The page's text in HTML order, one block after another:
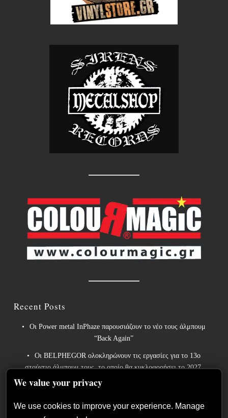
Recent Posts
Οι Power metal InPhaze παρουσιάζουν το νέο τους άλμπουμ
“Back Again”
Οι BELPHEGOR ολοκληρώνουν τις εργασίες για το 13ο
στούντιο άλμπουμ τους, το οποίο θα κυκλοφορήσει το 2027.
Οι θρύλοι του heavy metal ACCEPT κυκλοφορούν την
We value your privacy
We use cookies to improve your experience. Manage